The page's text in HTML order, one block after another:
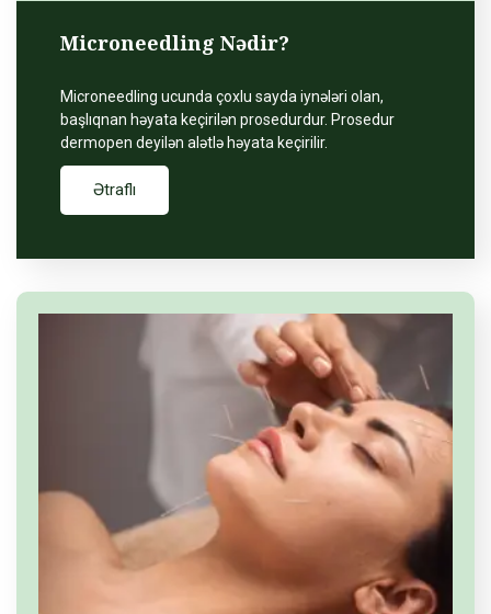
Microneedling Nədir?
Microneedling ucunda çoxlu sayda iynələri olan,
başlıqnan həyata keçirilən prosedurdur. Prosedur
dermopen deyilən alətlə həyata keçirilir.
Ətraflı